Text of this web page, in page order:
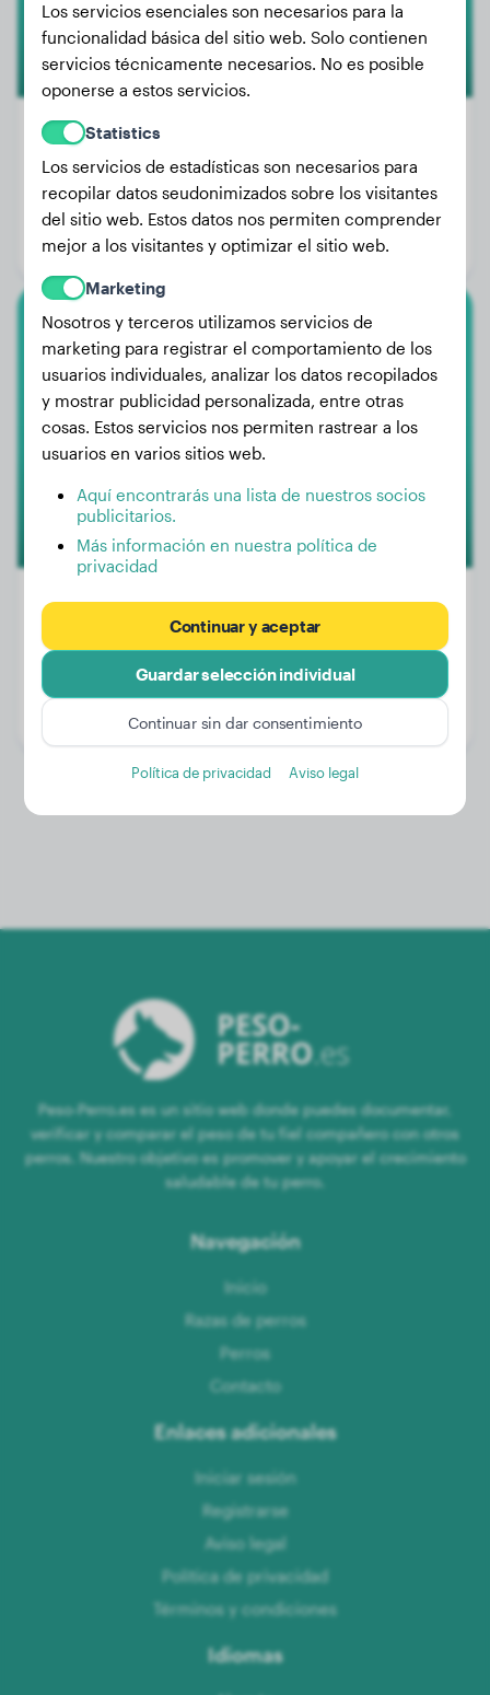
28 kg
Edad:
3 años, 3 meses
Género:
Perro macho
Rottweiler
Ace
Peso:
45 kg
Edad:
3 años, 8 meses
Perro macho
Peso-Perro.es es un sitio web donde puedes documentar,
verificar y comparar el peso de tu fiel compañero con otros
perros. Nuestro objetivo es promover y apoyar el crecimiento
saludable de tu perro.
Navegación
Inicio
Razas de perros
Perros
Contacto
Enlaces adicionales
Iniciar sesión
Registrarse
Aviso legal
Política de privacidad
Términos y condiciones
Idiomas
Los servicios esenciales son necesarios para la
funcionalidad básica del sitio web. Solo contienen
servicios técnicamente necesarios. No es posible
oponerse a estos servicios.
Statistics
Los servicios de estadísticas son necesarios para
recopilar datos seudonimizados sobre los visitantes
del sitio web. Estos datos nos permiten comprender
mejor a los visitantes y optimizar el sitio web.
Marketing
Nosotros y terceros utilizamos servicios de
marketing para registrar el comportamiento de los
usuarios individuales, analizar los datos recopilados
y mostrar publicidad personalizada, entre otras
cosas. Estos servicios nos permiten rastrear a los
usuarios en varios sitios web.
Aquí encontrarás una lista de nuestros socios
publicitarios.
Más información en nuestra política de
privacidad
Continuar y aceptar
Guardar selección individual
Continuar sin dar consentimiento
Política de privacidad Aviso legal